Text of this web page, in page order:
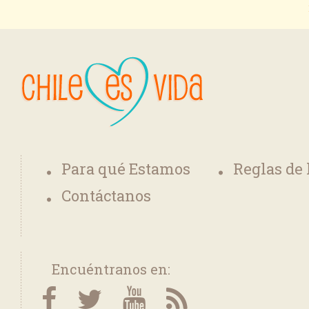
Para qué Estamos
Reglas
Contáctanos
Encuéntranos en: